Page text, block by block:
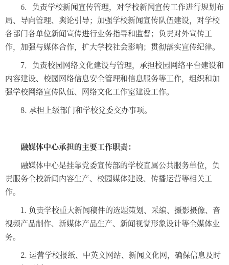
6 ．负责学校新闻宣传管理，对学校新闻宣传工作进行规划布
局、导向管理、舆论引导；加强学校新闻宣传队伍建设，对学校
各部门各单位新闻宣传进行业务指导和监督；负责对外宣传工
作，加强与媒体合作，扩大学校社会影响；贯彻落实宣传纪律。
7 ．负责校园网络文化建设与管理，承担校园网络平台建设和
内容建设、校园网络信息安全管理和信息服务等工作，组织和加
强学校网络宣传队伍、网络文化工作室建设工作。
8. 承担上级部门和学校党委交办事项。
融媒体中心承担的主要工作职责：
融媒体中心是挂靠党委宣传部的学校直属公共服务单位，负
责服务全校新闻内容生产、校园媒体建设、传播运营等相关工
作。
1. 负责学校重大新闻稿件的选题策划、采编、摄影摄像、音
视频产品制作、新媒体产品生产、新闻视觉形象设计等全媒体业
务。
2. 运营学校报纸、中英文网站、新闻文化网，确保信息及时